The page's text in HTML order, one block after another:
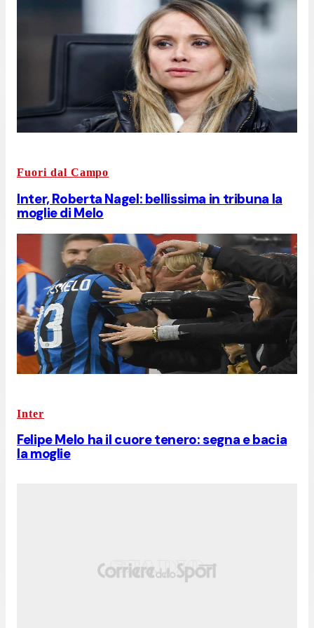
Fuori dal Campo
Inter, Roberta Nagel: bellissima in tribuna la
moglie di Melo
Inter
Felipe Melo ha il cuore tenero: segna e bacia
la moglie